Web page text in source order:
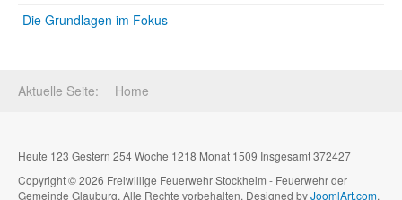
Die Grundlagen im Fokus
Aktuelle Seite: Home
Heute 123 Gestern 254 Woche 1218 Monat 1509 Insgesamt 372427
Copyright © 2026 Freiwillige Feuerwehr Stockheim - Feuerwehr der
Gemeinde Glauburg. Alle Rechte vorbehalten. Designed byJoomlArt.com.